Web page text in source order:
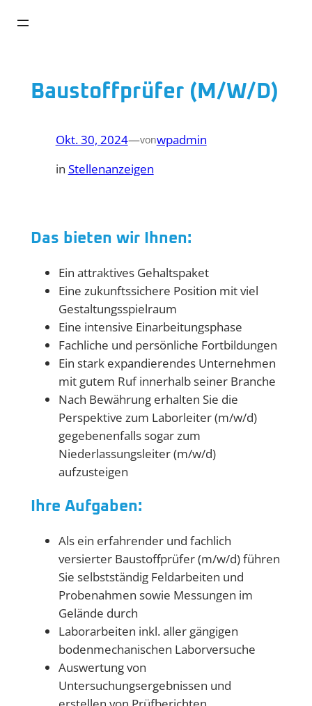
Inhalt
Baustoffprüfer (M/W/D)
Okt. 30, 2024—vonwpadmin
in Stellenanzeigen
Das bieten wir Ihnen:
Ein attraktives Gehaltspaket
Eine zukunftssichere Position mit viel
Gestaltungsspielraum
Eine intensive Einarbeitungsphase
Fachliche und persönliche Fortbildungen
Ein stark expandierendes Unternehmen
mit gutem Ruf innerhalb seiner Branche
Nach Bewährung erhalten Sie die
Perspektive zum Laborleiter (m/w/d)
gegebenenfalls sogar zum
Niederlassungsleiter (m/w/d)
aufzusteigen
Ihre Aufgaben:
Als ein erfahrender und fachlich
versierter Baustoffprüfer (m/w/d) führen
Sie selbstständig Feldarbeiten und
Probenahmen sowie Messungen im
Gelände durch
Laborarbeiten inkl. aller gängigen
bodenmechanischen Laborversuche
Auswertung von
Untersuchungsergebnissen und